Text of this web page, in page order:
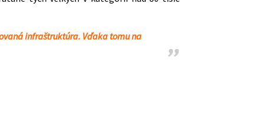
infraštruktúra. Vďaka tomu na